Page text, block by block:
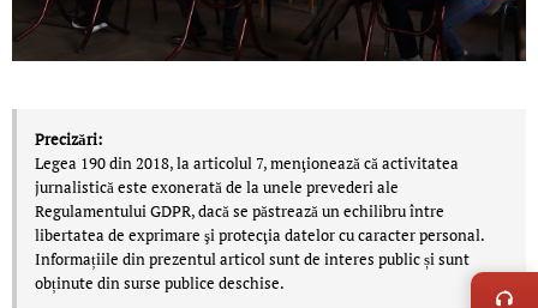
Precizări:
Legea 190 din 2018, la articolul 7, menţionează că activitatea
jurnalistică este exonerată de la unele prevederi ale
Regulamentului GDPR, dacă se păstrează un echilibru între
libertatea de exprimare şi protecţia datelor cu caracter personal.
Informațiile din prezentul articol sunt de interes public și sunt
obținute din surse publice deschise.